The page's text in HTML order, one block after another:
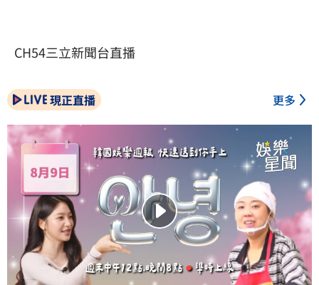
CH54三立新聞台直播
現正直播 更多